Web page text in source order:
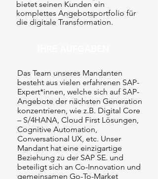
bietet seinen Kunden ein
komplettes Angebotsportfolio für
die digitale Transformation.
Das Team unseres Mandanten
besteht aus vielen erfahrenen SAP-
Expert*innen, welche sich auf SAP-
Angebote der nächsten Generation
konzentrieren, wie z.B. Digital Core
– S/4HANA, Cloud First Lösungen,
Cognitive Automation,
Conversational UX, etc. Unser
Mandant hat eine einzigartige
Beziehung zu der SAP SE. und
beteiligt sich an Co-Innovation und
gemeinsamen Go-To-Market